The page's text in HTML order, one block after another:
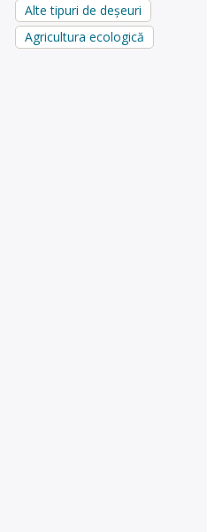
Alte tipuri de deșeuri
Agricultura ecologică